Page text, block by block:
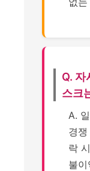
Q. 자
스크
A.
경
락
불